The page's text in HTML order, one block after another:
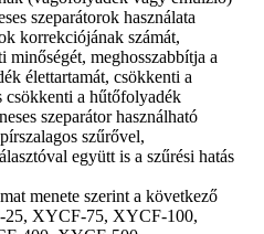
szeparátorok használata
korrekciójának számát,
meghosszabbítja a
élettartamát, csökkenti a
csökkenti a hűtőfolyadék
szeparátor használható
szűrővel,
együtt is a szűrési hatás
menete szerint a következő
25, XYCF-75, XYCF-100,